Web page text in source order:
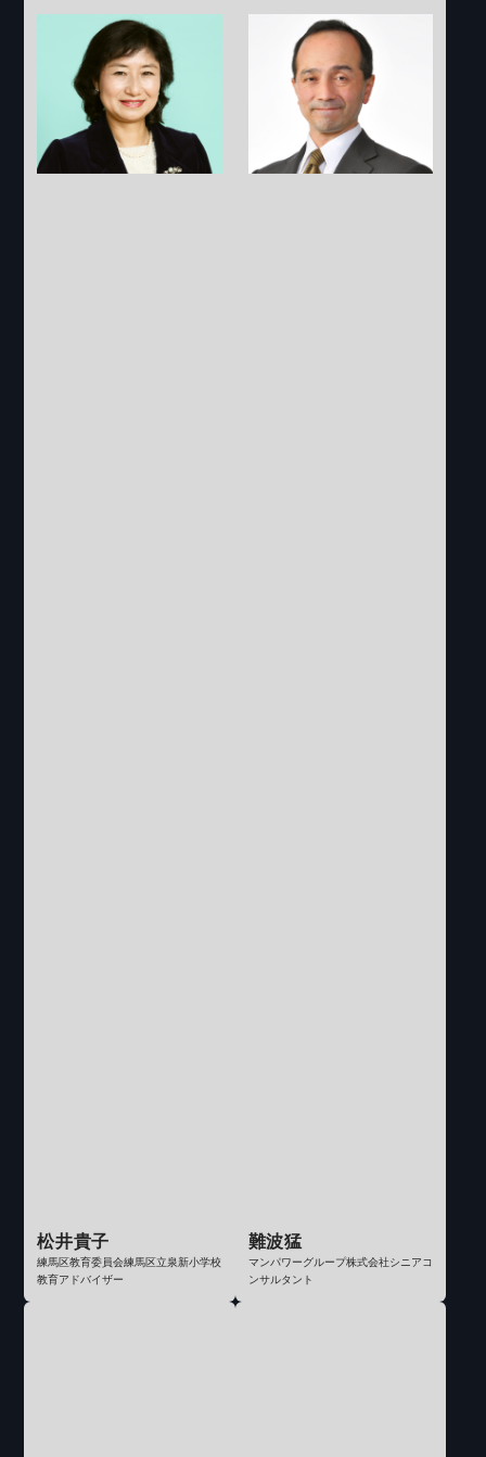
松井貴子
練馬区教育委員会練馬区立泉新小学校
教育アドバイザー
難波猛
マンパワーグループ株式会社シニアコ
ンサルタント